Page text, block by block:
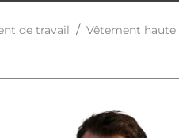
de travail Vêtement